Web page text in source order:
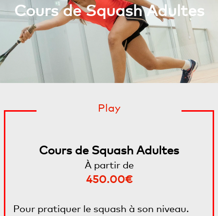
Cours de Squash Adultes
Play
Cours de Squash Adultes
À partir de
450.00€
Pour pratiquer le squash à son niveau.